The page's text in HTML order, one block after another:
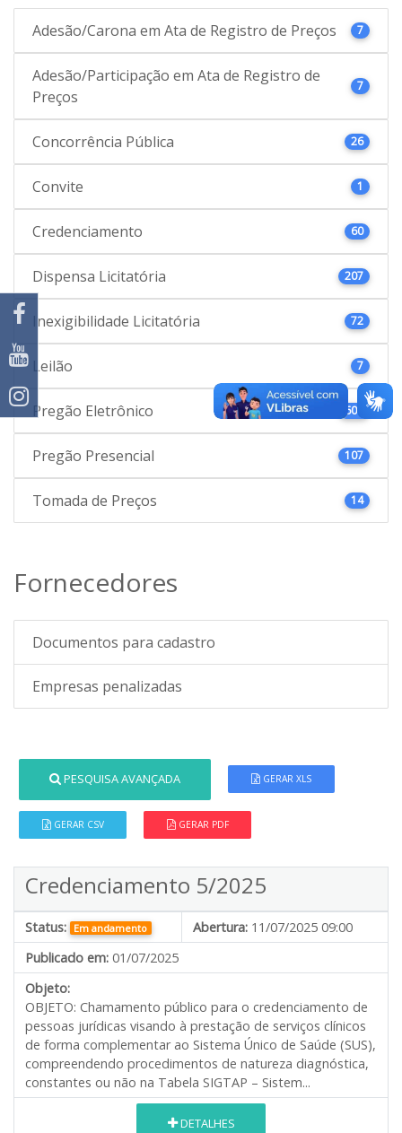
Adesão/Carona em Ata de Registro de Preços 7
Adesão/Participação em Ata de Registro de
Preços
7
Concorrência Pública 26
Convite 1
Credenciamento 60
Dispensa Licitatória 207
Inexigibilidade Licitatória 72
Leilão 7
Pregão Eletrônico 601
Pregão Presencial 107
Tomada de Preços 14
Fornecedores
Documentos para cadastro
Empresas penalizadas
PESQUISA AVANÇADA GERAR XLS
GERAR CSV GERAR PDF
Credenciamento 5/2025
Status: Em andamento Abertura: 11/07/2025 09:00
Publicado em: 01/07/2025
Objeto:
OBJETO: Chamamento público para o credenciamento de
pessoas jurídicas visando à prestação de serviços clínicos
de forma complementar ao Sistema Único de Saúde (SUS),
compreendendo procedimentos de natureza diagnóstica,
constantes ou não na Tabela SIGTAP – Sistem...
DETALHES